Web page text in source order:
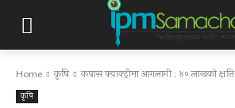
Home कृषि कपास फ्याक्ट्रीमा आगलागी : ४० लाखको क्षति
कृषि